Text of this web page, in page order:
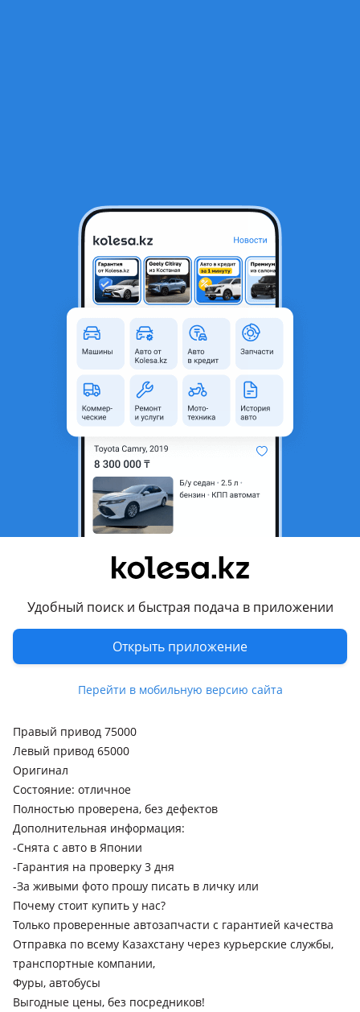
Удобный поиск и быстрая подача в приложении
Открыть приложение
Перейти в мобильную версию сайта
Привода передние на тойоту Хайландер второго поколения 2008-
65 000 ₸
Алматы, Алматинская
область
Б/y
Оригинальность
Возможна рассрочка или
Подходит на авто
Toyota Highlander
2008 - 2010 2 поколение (U4), 2010 - 2013 2 поколение
Комментарий продавца
Привода передние на тойоту Хайландер второго
Правый привод 75000
Левый привод 65000
Оригинал
Состояние: отличное
Полностью проверена, без дефектов
Дополнительная информация:
-Снята с авто в Японии
-Гарантия на проверку 3 дня
-За живыми фото прошу писать в личку или
Почему стоит купить у нас?
Только проверенные автозапчасти с гарантией качества
Отправка по всему Казахстану через курьерские службы,
транспортные компании,
Фуры, автобусы
Выгодные цены, без посредников!